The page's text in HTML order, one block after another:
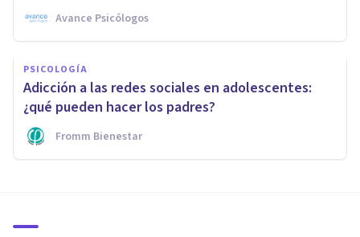
Avance Psicólogos
PSICOLOGÍA
Adicción a las redes sociales en adolescentes:
¿qué pueden hacer los padres?
Fromm Bienestar